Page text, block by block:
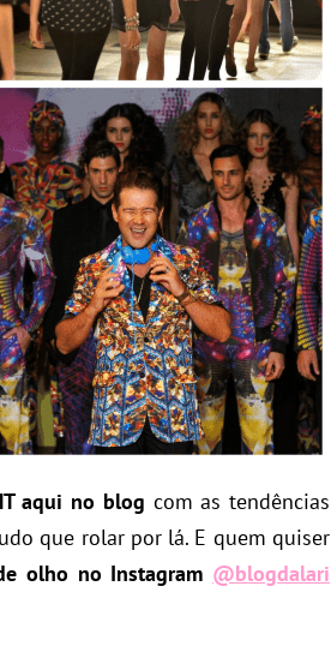
aqui no blog com as tendências
que rolar por lá. E quem quiser
olho no Instagram @blogdalari